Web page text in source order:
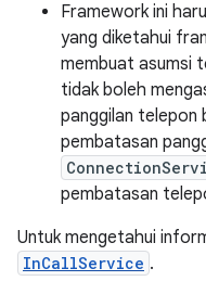
Framework ini
yang diketahui
membuat asumsi
tidak boleh
panggilan telepon
pembatasan
pembatasan
Untuk mengetahui
InCallService .